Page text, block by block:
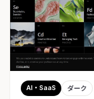
AI・SaaS ダーク